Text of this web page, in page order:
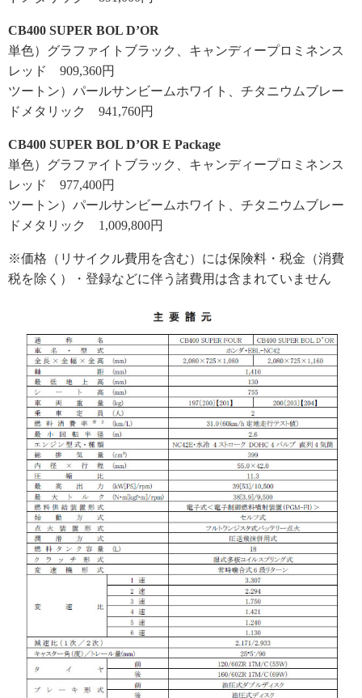
CB400 SUPER BOL D’OR
単色）グラファイトブラック、キャンディープロミネンス
レッド 909,360円
ツートン）パールサンビームホワイト、チタニウムブレー
ドメタリック 941,760円
CB400 SUPER BOL D’OR E Package
単色）グラファイトブラック、キャンディープロミネンス
レッド 977,400円
ツートン）パールサンビームホワイト、チタニウムブレー
ドメタリック 1,009,800円
※価格（リサイクル費用を含む）には保険料・税金（消費
税を除く）・登録などに伴う諸費用は含まれていません